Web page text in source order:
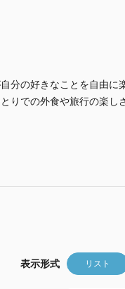
分の好きなことを自由に
りでの外食や旅行の楽し
表示形式 リスト